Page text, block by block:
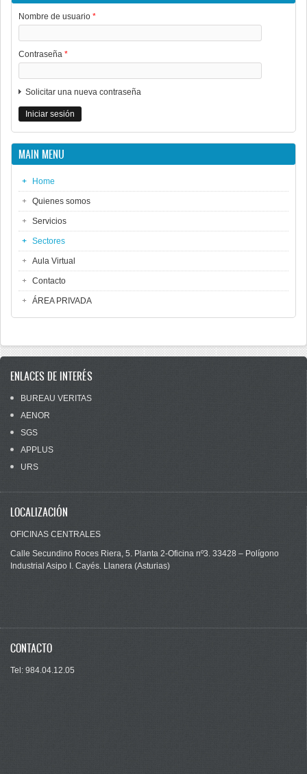
Nombre de usuario *
Contraseña *
Solicitar una nueva contraseña
MAIN MENU
Home
Quienes somos
Servicios
Sectores
Aula Virtual
Contacto
ÁREA PRIVADA
ENLACES DE INTERÉS
BUREAU VERITAS
AENOR
SGS
APPLUS
URS
LOCALIZACIÓN
OFICINAS CENTRALES
Calle Secundino Roces Riera, 5. Planta 2-Oficina nº3. 33428 – Polígono
Industrial Asipo I. Cayés. Llanera (Asturias)
CONTACTO
Tel: 984.04.12.05